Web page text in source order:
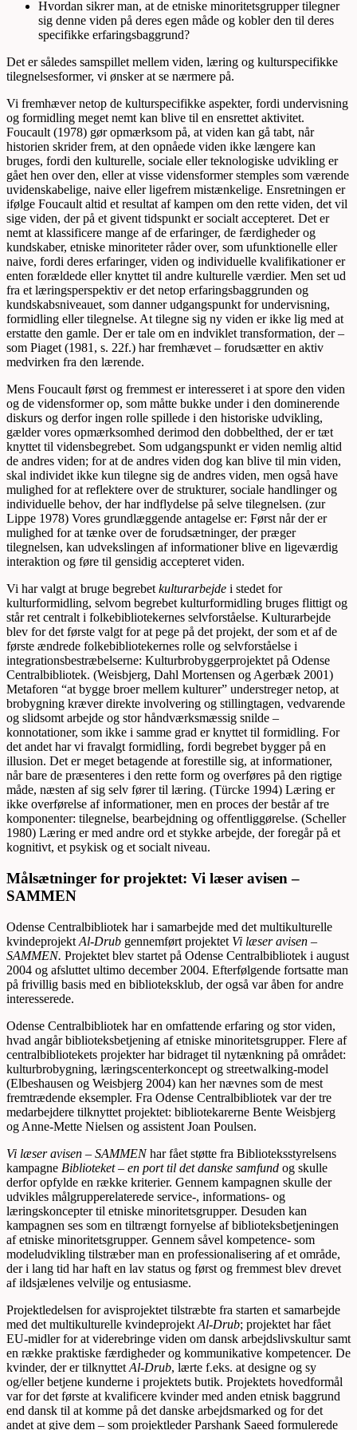
Hvordan sikrer man, at de etniske minoritetsgrupper tilegner
sig denne viden på deres egen måde og kobler den til deres
specifikke erfaringsbaggrund?
Det er således samspillet mellem viden, læring og kulturspecifikke
tilegnelsesformer, vi ønsker at se nærmere på.
Vi fremhæver netop de kulturspecifikke aspekter, fordi undervisning
og formidling meget nemt kan blive til en ensrettet aktivitet.
Foucault (1978) gør opmærksom på, at viden kan gå tabt, når
historien skrider frem, at den opnåede viden ikke længere kan
bruges, fordi den kulturelle, sociale eller teknologiske udvikling er
gået hen over den, eller at visse vidensformer stemples som værende
uvidenskabelige, naive eller ligefrem mistænkelige. Ensretningen er
ifølge Foucault altid et resultat af kampen om den rette viden, det vil
sige viden, der på et givent tidspunkt er socialt accepteret. Det er
nemt at klassificere mange af de erfaringer, de færdigheder og
kundskaber, etniske minoriteter råder over, som ufunktionelle eller
naive, fordi deres erfaringer, viden og individuelle kvalifikationer er
enten forældede eller knyttet til andre kulturelle værdier. Men set ud
fra et læringsperspektiv er det netop erfaringsbaggrunden og
kundskabsniveauet, som danner udgangspunkt for undervisning,
formidling eller tilegnelse. At tilegne sig ny viden er ikke lig med at
erstatte den gamle. Der er tale om en indviklet transformation, der –
som Piaget (1981, s. 22f.) har fremhævet – forudsætter en aktiv
medvirken fra den lærende.
Mens Foucault først og fremmest er interesseret i at spore den viden
og de vidensformer op, som måtte bukke under i den dominerende
diskurs og derfor ingen rolle spillede i den historiske udvikling,
gælder vores opmærksomhed derimod den dobbelthed, der er tæt
knyttet til vidensbegrebet. Som udgangspunkt er viden nemlig altid
de andres viden; for at de andres viden dog kan blive til min viden,
skal individet ikke kun tilegne sig de andres viden, men også have
mulighed for at reflektere over de strukturer, sociale handlinger og
individuelle behov, der har indflydelse på selve tilegnelsen. (zur
Lippe 1978) Vores grundlæggende antagelse er: Først når der er
mulighed for at tænke over de forudsætninger, der præger
tilegnelsen, kan udvekslingen af informationer blive en ligeværdig
interaktion og føre til gensidig accepteret viden.
Vi har valgt at bruge begrebet kulturarbejde i stedet for
kulturformidling, selvom begrebet kulturformidling bruges flittigt og
står ret centralt i folkebibliotekernes selvforståelse. Kulturarbejde
blev for det første valgt for at pege på det projekt, der som et af de
første ændrede folkebibliotekernes rolle og selvforståelse i
integrationsbestræbelserne: Kulturbrobyggerprojektet på Odense
Centralbibliotek. (Weisbjerg, Dahl Mortensen og Agerbæk 2001)
Metaforen “at bygge broer mellem kulturer” understreger netop, at
brobygning kræver direkte involvering og stillingtagen, vedvarende
og slidsomt arbejde og stor håndværksmæssig snilde –
konnotationer, som ikke i samme grad er knyttet til formidling. For
det andet har vi fravalgt formidling, fordi begrebet bygger på en
illusion. Det er meget betagende at forestille sig, at informationer,
når bare de præsenteres i den rette form og overføres på den rigtige
måde, næsten af sig selv fører til læring. (Türcke 1994) Læring er
ikke overførelse af informationer, men en proces der består af tre
komponenter: tilegnelse, bearbejdning og offentliggørelse. (Scheller
1980) Læring er med andre ord et stykke arbejde, der foregår på et
kognitivt, et psykisk og et socialt niveau.
Målsætninger for projektet: Vi læser avisen –
SAMMEN
Odense Centralbibliotek har i samarbejde med det multikulturelle
kvindeprojekt Al-Drub gennemført projektet Vi læser avisen –
SAMMEN. Projektet blev startet på Odense Centralbibliotek i august
2004 og afsluttet ultimo december 2004. Efterfølgende fortsatte man
på frivillig basis med en biblioteksklub, der også var åben for andre
interesserede.
Odense Centralbibliotek har en omfattende erfaring og stor viden,
hvad angår biblioteksbetjening af etniske minoritetsgrupper. Flere af
centralbibliotekets projekter har bidraget til nytænkning på området:
kulturbrobygning, læringscenterkoncept og streetwalking-model
(Elbeshausen og Weisbjerg 2004) kan her nævnes som de mest
fremtrædende eksempler. Fra Odense Centralbibliotek var der tre
medarbejdere tilknyttet projektet: bibliotekarerne Bente Weisbjerg
og Anne-Mette Nielsen og assistent Joan Poulsen.
Vi læser avisen – SAMMENhar fået støtte fra Biblioteksstyrelsens
kampagne Biblioteket – en port til det danske samfund og skulle
derfor opfylde en række kriterier. Gennem kampagnen skulle der
udvikles målgrupperelaterede service-, informations- og
læringskoncepter til etniske minoritetsgrupper. Desuden kan
kampagnen ses som en tiltrængt fornyelse af biblioteksbetjeningen
af etniske minoritetsgrupper. Gennem såvel kompetence- som
modeludvikling tilstræber man en professionalisering af et område,
der i lang tid har haft en lav status og først og fremmest blev drevet
af ildsjælenes velvilje og entusiasme.
Projektledelsen for avisprojektet tilstræbte fra starten et samarbejde
med det multikulturelle kvindeprojekt Al-Drub; projektet har fået
EU-midler for at viderebringe viden om dansk arbejdslivskultur samt
en række praktiske færdigheder og kommunikative kompetencer. De
kvinder, der er tilknyttet Al-Drub, lærte f.eks. at designe og sy
og/eller betjene kunderne i projektets butik. Projektets hovedformål
var for det første at kvalificere kvinder med anden etnisk baggrund
end dansk til at komme på det danske arbejdsmarked og for det
andet at give dem – som projektleder Parshank Saeed formulerede